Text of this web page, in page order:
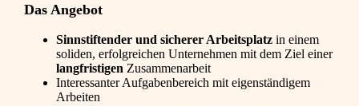
Das Angebot
Sinnstiftender und sicherer Arbeitsplatz in einem
soliden, erfolgreichen Unternehmen mit dem Ziel einer
langfristigen Zusammenarbeit
Interessanter Aufgabenbereich mit eigenständigem
Arbeiten